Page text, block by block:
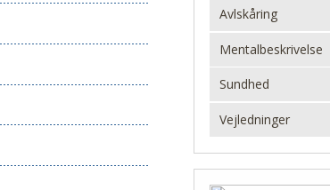
Avlskåring
Mentalbeskrivelse
Sundhed
Vejledninger